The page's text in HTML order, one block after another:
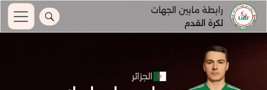
رابطة مابين الجهات
لكرة القدم
الجزائر